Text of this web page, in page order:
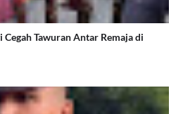
Tawuran Antar Remaja di